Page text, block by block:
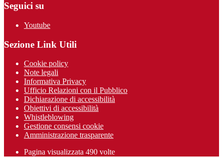
Seguici su
Youtube
Sezione Link Utili
Cookie policy
Note legali
Informativa Privacy
Ufficio Relazioni con il Pubblico
Dichiarazione di accessibilità
Obiettivi di accessibilità
Whistleblowing
Gestione consensi cookie
Amministrazione trasparente
Pagina visualizzata 490 volte